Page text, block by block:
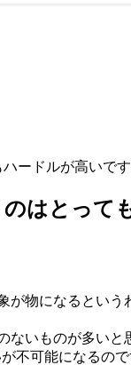
ードルが高いで
はとって
物になるとい
いものが多い
不可能になるの